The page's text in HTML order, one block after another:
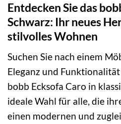
Entdecken Sie das
Schwarz: Ihr neues
stilvolles Wohnen
Suchen Sie nach einem
Eleganz und
bobb Ecksofa Caro in
ideale Wahl für alle, die
einen modernen und